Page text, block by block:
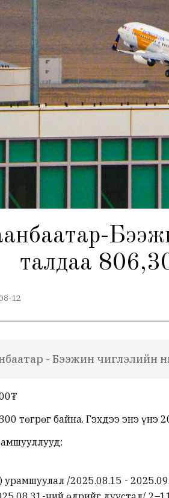
талдаа
12
- Бээжин чиглэлийн
төгрөг байна. Гэхдээ энэ
урамшуулал /2025.08.15 -